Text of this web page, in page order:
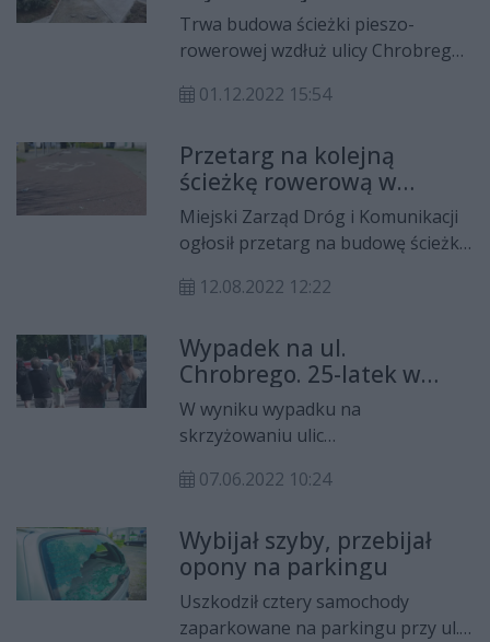
Trwa budowa ścieżki pieszo-
rowerowej wzdłuż ulicy Chrobrego,
ronda Sybiraków. Według
przy ul. Chrobrego znajduje się
zbyt blisko ruchliwej jezdni, co
stwarza zagrożenie dla pieszych.
01.12.2022 15:54
Przetarg na kolejną
ścieżkę rowerową w
mieście
Miejski Zarząd Dróg i Komunikacji
ogłosił przetarg na budowę ścieżki
Chrobrego, na odcinku od 11
12.08.2022 12:22
Wypadek na ul.
Chrobrego. 25-latek w
szpitalu
W wyniku wypadku na
skrzyżowaniu ulic
trafił 25-letni mężczyzna.
07.06.2022 10:24
Wybijał szyby, przebijał
opony na parkingu
Uszkodził cztery samochody
zaparkowane na parkingu przy ul.